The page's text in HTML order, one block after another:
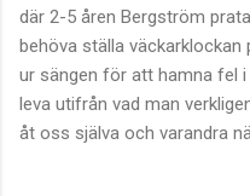
där 2-5 åren Bergström
behöva ställa väckarklockan
ur sängen för att hamna fel
leva utifrån vad man
åt oss själva och varandra